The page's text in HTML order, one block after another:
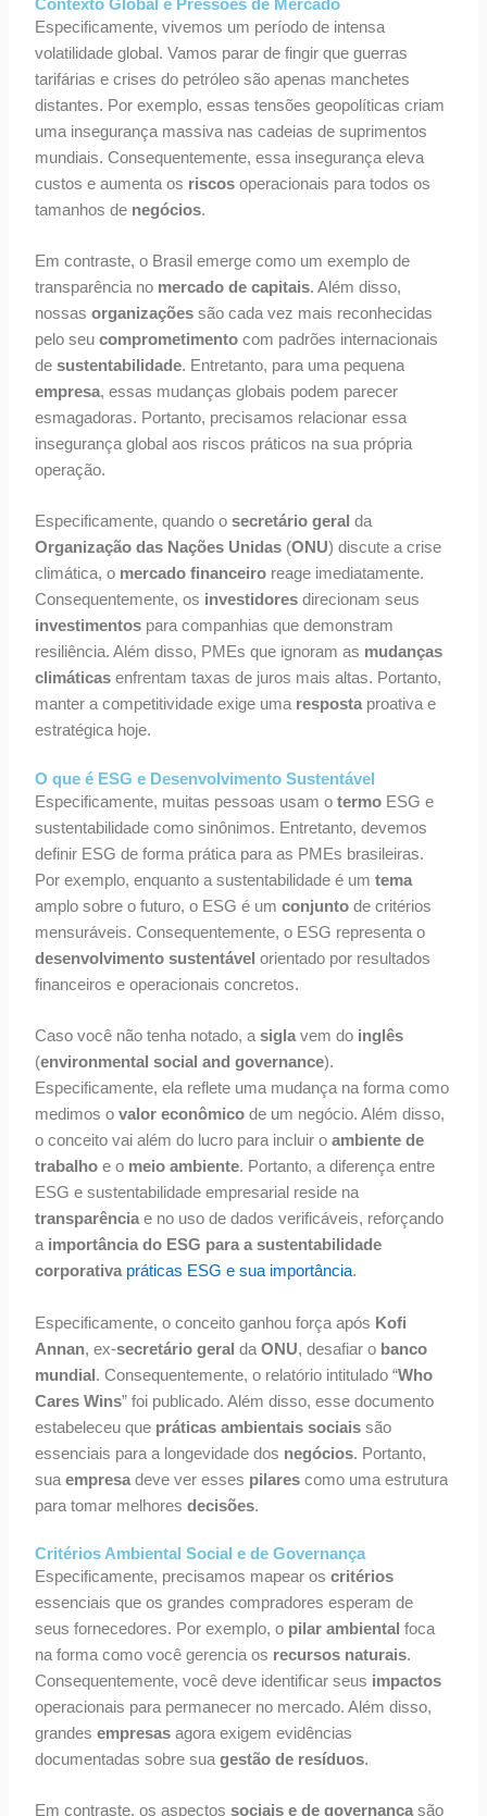
Contexto Global e Pressões de Mercado
Especificamente, vivemos um período de intensa
volatilidade global. Vamos parar de fingir que guerras
tarifárias e crises do petróleo são apenas manchetes
distantes. Por exemplo, essas tensões geopolíticas criam
uma insegurança massiva nas cadeias de suprimentos
mundiais. Consequentemente, essa insegurança eleva
custos e aumenta os riscos operacionais para todos os
tamanhos de negócios.
Em contraste, o Brasil emerge como um exemplo de
transparência no mercado de capitais. Além disso,
nossasorganizações são cada vez mais reconhecidas
pelo seucomprometimento com padrões internacionais
desustentabilidade. Entretanto, para uma pequena
empresa, essas mudanças globais podem parecer
esmagadoras. Portanto, precisamos relacionar essa
insegurança global aos riscos práticos na sua própria
operação.
Especificamente, quando osecretário geral da
Organização das Nações Unidas (ONU) discute a crise
climática, o mercado financeiro reage imediatamente.
Consequentemente, os investidores direcionam seus
investimentos para companhias que demonstram
resiliência. Além disso, PMEs que ignoram as mudanças
climáticas enfrentam taxas de juros mais altas. Portanto,
manter a competitividade exige uma respostaproativa e
estratégica hoje.
O que é ESG e Desenvolvimento Sustentável
Especificamente, muitas pessoas usam otermo ESG e
sustentabilidade como sinônimos. Entretanto, devemos
definir ESG de forma prática para as PMEs brasileiras.
Por exemplo, enquanto a sustentabilidade é umtema
amplo sobre o futuro, o ESG é umconjunto de critérios
mensuráveis. Consequentemente, o ESG representa o
desenvolvimento sustentável orientado por resultados
financeiros e operacionais concretos.
Caso você não tenha notado, asigla vem do inglês
(environmental social and governance).
Especificamente, ela reflete uma mudança na forma como
medimos ovalor econômico de um negócio. Além disso,
o conceito vai além do lucro para incluir oambiente de
trabalho e o meio ambiente. Portanto, a diferença entre
ESG e sustentabilidade empresarial reside na
transparência e no uso de dados verificáveis, reforçando
a importância do ESG para a sustentabilidade
corporativa práticas ESG e sua importância.
Especificamente, o conceito ganhou força após Kofi
Annan, ex-secretário geral daONU, desafiar o banco
mundial. Consequentemente, o relatório intitulado “Who
Cares Wins” foi publicado. Além disso, esse documento
estabeleceu que práticas ambientais sociais são
essenciais para a longevidade dos negócios. Portanto,
suaempresa deve ver esses pilares como uma estrutura
para tomar melhoresdecisões.
Critérios Ambiental Social e de Governança
Especificamente, precisamos mapear oscritérios
essenciais que os grandes compradores esperam de
seus fornecedores. Por exemplo, o pilar ambiental foca
na forma como você gerencia os recursos naturais.
Consequentemente, você deve identificar seus impactos
operacionais para permanecer no mercado. Além disso,
grandesempresas agora exigem evidências
documentadas sobre suagestão de resíduos.
Em contraste, os aspectossociais e de governançasão